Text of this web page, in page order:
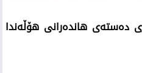
دەستەی هاندەرانی هۆڵەندا